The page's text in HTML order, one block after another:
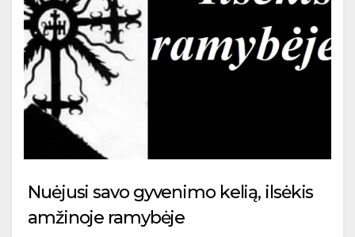
Nuėjusi savo gyvenimo kelią, ilsėkis
amžinoje ramybėje